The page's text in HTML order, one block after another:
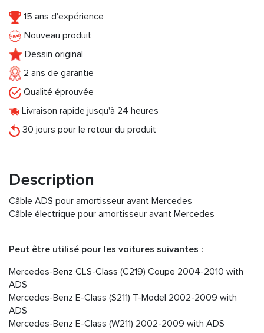
15 ans d'expérience
Nouveau produit
Dessin original
2 ans de garantie
Qualité éprouvée
Livraison rapide jusqu'à 24 heures
30 jours pour le retour du produit
Description
Câble ADS pour amortisseur avant Mercedes
Câble électrique pour amortisseur avant Mercedes
Peut être utilisé pour les voitures suivantes :
Mercedes-Benz CLS-Class (C219) Coupe 2004-2010 with
ADS
Mercedes-Benz E-Class (S211) T-Model 2002-2009 with
ADS
Mercedes-Benz E-Class (W211) 2002-2009 with ADS